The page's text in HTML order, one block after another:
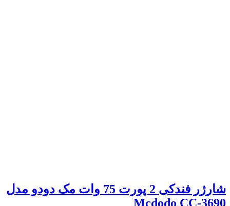
شارژر فندکی 2 پورت 75 وات مک دودو مدل
Mcdodo CC-3690